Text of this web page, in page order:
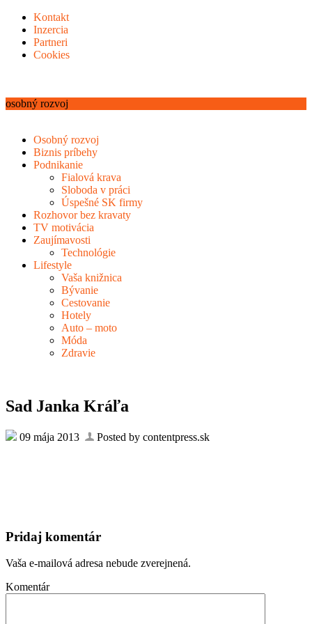
Kontakt
Inzercia
Partneri
Cookies
osobný rozvoj
Osobný rozvoj
Biznis príbehy
Podnikanie
Fialová krava
Sloboda v práci
Úspešné SK firmy
Rozhovor bez kravaty
TV motivácia
Zaujímavosti
Technológie
Lifestyle
Vaša knižnica
Bývanie
Cestovanie
Hotely
Auto – moto
Móda
Zdravie
Sad Janka Kráľa
09 mája 2013 Posted by contentpress.sk
Pridaj komentár
Vaša e-mailová adresa nebude zverejnená.
Komentár